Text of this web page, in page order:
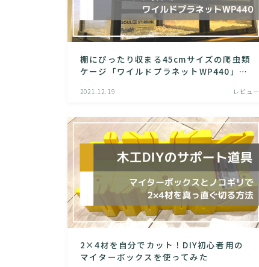
棚にぴったり収まる45cmサイズの爬虫類
ケージ「ワイルドプラネットWP440」の
2021.12.19 レビュー
2×4材を自分でカット！DIY初心者用の
マイターボックスを使ってみた